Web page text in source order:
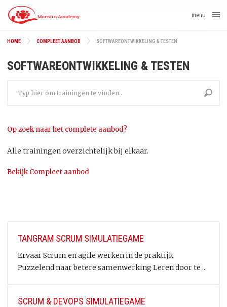
menu
HOME COMPLEET AANBOD SOFTWAREONTWIKKELING & TESTEN
SOFTWAREONTWIKKELING & TESTEN
Op zoek naar het complete aanbod?
Alle trainingen overzichtelijk bij elkaar.
Bekijk Compleet aanbod
TANGRAM SCRUM SIMULATIEGAME
Ervaar Scrum en agile werken in de praktijk
Puzzelend naar betere samenwerking Leren door te ...
SCRUM & DEVOPS SIMULATIEGAME